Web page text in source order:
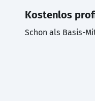
Kostenlos
Schon als Basis-